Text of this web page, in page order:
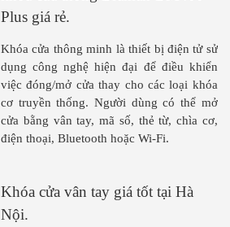
Plus giá rẻ.
Khóa cửa thông minh là thiết bị điện tử sử
dụng công nghệ hiện đại để điều khiển
việc đóng/mở cửa thay cho các loại khóa
cơ truyền thống. Người dùng có thể mở
cửa bằng vân tay, mã số, thẻ từ, chìa cơ,
điện thoại, Bluetooth hoặc Wi-Fi.
Khóa cửa vân tay giá tốt tại Hà
Nội.